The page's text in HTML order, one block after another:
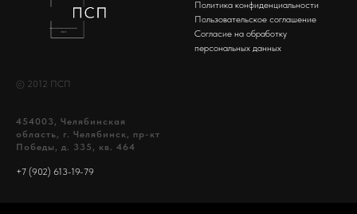
© 2012 ПСП
Политика конфиденциальности
Пользовательское соглашение
Согласие на обработку
персональных данных
454003, Челябинская
область, г. Челябинск, пр-кт
Победы, д. 335, кв. 464
+7 (902) 613-19-79